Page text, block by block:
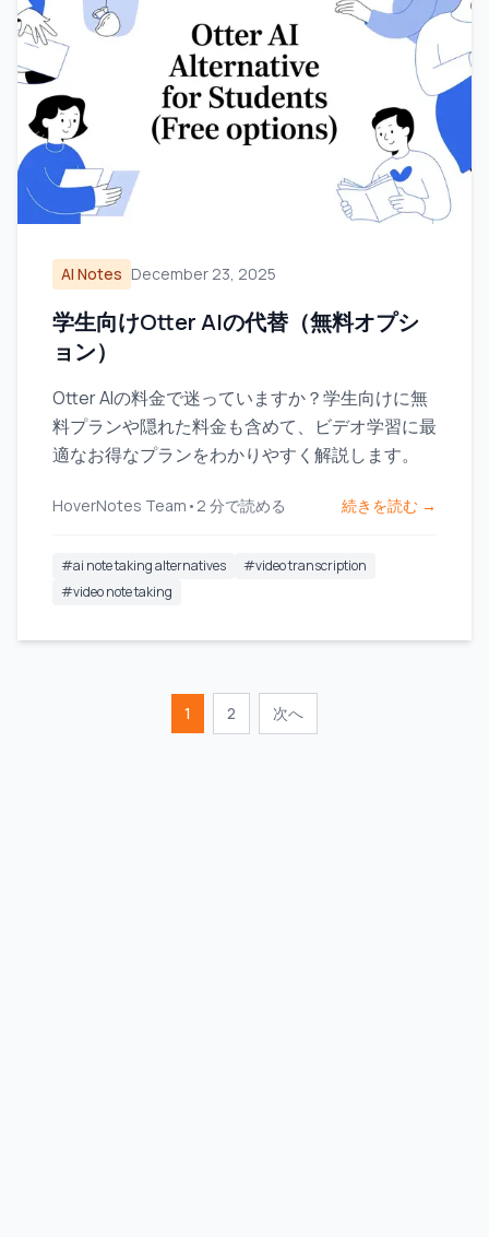
AI Notes December 23, 2025
学生向けOtter AIの代替（無料オプシ
ョン）
Otter AIの料金で迷っていますか？学生向けに無
料プランや隠れた料金も含めて、ビデオ学習に最
適なお得なプランをわかりやすく解説します。
HoverNotes Team • 2 分で読める 続きを読む →
#ai note taking alternatives #video transcription
#video note taking
1 2 次へ